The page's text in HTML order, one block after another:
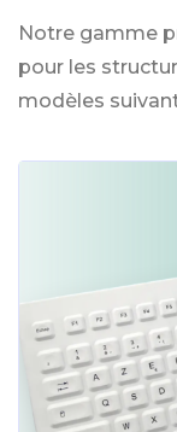
Notre gamme
pour les
modèles